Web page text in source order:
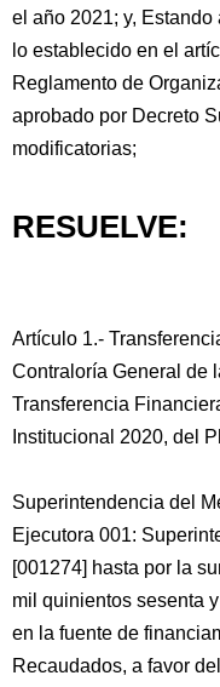
el año 2021; y,
lo establecido en el
Reglamento de
aprobado por Decreto
modificatorias;
RESUELVE:
Artículo 1.-
Contraloría General de
Transferencia
Institucional 2020, del
Superintendencia del
Ejecutora 001:
[001274] hasta por la
mil quinientos sesenta
en la fuente de
Recaudados, a favor